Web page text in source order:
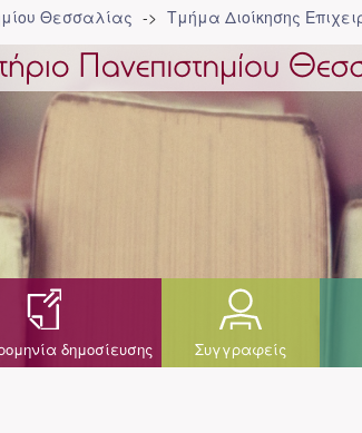
Θεσσαλίας Τμήμα Διοίκησης
δημοσίευσης Συγγραφείς